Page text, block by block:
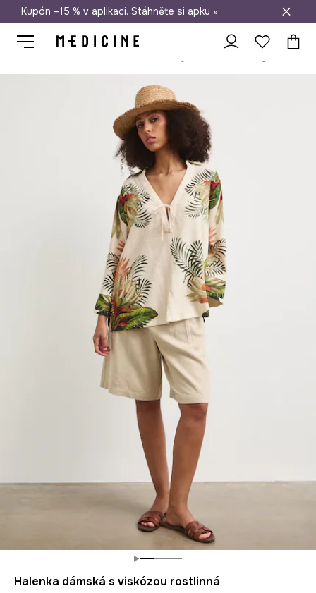
Doprava zdarma při nákupu nad 1 200 Kč
Kupón –15 % v aplikaci. Stáhněte si apku »
Halenka dámská s viskózou rostlinná